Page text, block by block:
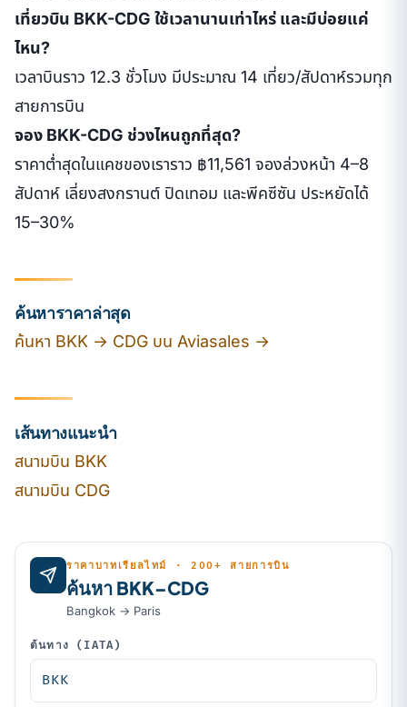
เที่ยวบิน BKK-CDG ใช้เวลานานเท่าไหร่ และมีบ่อยแค่
ไหน?
เวลาบินราว 12.3 ชั่วโมง มีประมาณ 14 เที่ยว/สัปดาห์รวมทุก
สายการบิน
จอง BKK-CDG ช่วงไหนถูกที่สุด?
ราคาต่ำสุดในแคชของเราราว ฿11,561 จองล่วงหน้า 4–8
สัปดาห์ เลี่ยงสงกรานต์ ปิดเทอม และพีคซีซัน ประหยัดได้
15–30%
ค้นหาราคาล่าสุด
ค้นหา BKK → CDG บน Aviasales →
เส้นทางแนะนำ
สนามบิน BKK
สนามบิน CDG
ราคาบาทเรียลไทม์ · 200+ สายการบิน
ค้นหา BKK–CDG
Bangkok → Paris
ต้นทาง (IATA)